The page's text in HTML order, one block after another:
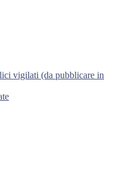
vigilati (da pubblicare in